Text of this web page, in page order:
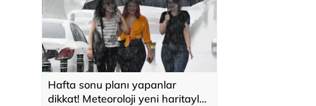
Hafta sonu planı yapanlar
dikkat! Meteoroloji yeni haritayla